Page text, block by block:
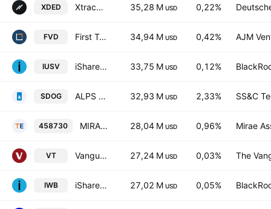
XDED Xtrackers S&P 500 Equal Weight UCITS ETF 2D USD 35,28 M USD 0,22%
FVD First Trust Value Line Dividend Index Fund 34,94 M USD 0,42% AJM
IUSV iShares Core S&P US Value ETF 33,75 M USD 0,12%
SDOG ALPS Sector Dividend Dogs ETF 32,93 M USD 2,33% SS&C
458730 MIRAE ASSET TIGER U.S. Dividend Equity ETF Units 28,04 M USD 0,96% Mirae
VT Vanguard Total World Stock ETF 27,24 M USD 0,03% The
IWB iShares Russell 1000 ETF 27,02 M USD 0,05%